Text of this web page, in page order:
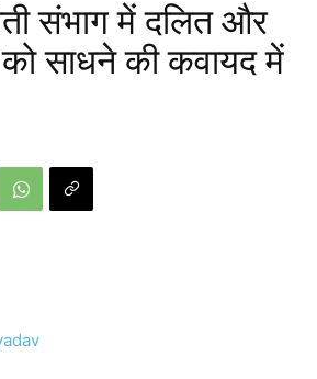
संभाग में दलित और
को साधने की कवायद में